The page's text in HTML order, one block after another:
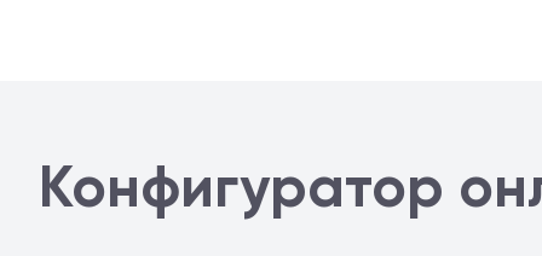
Конфигуратор